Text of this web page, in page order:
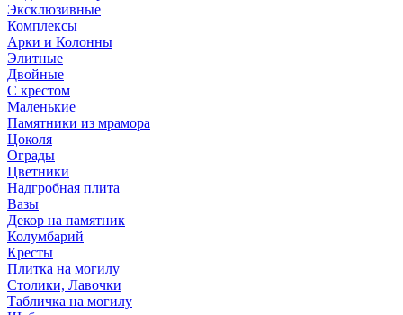
Эксклюзивные
Комплексы
Арки и Колонны
Элитные
Двойные
С крестом
Маленькие
Памятники из мрамора
Цоколя
Ограды
Цветники
Надгробная плита
Вазы
Декор на памятник
Колумбарий
Кресты
Плитка на могилу
Столики, Лавочки
Табличка на могилу